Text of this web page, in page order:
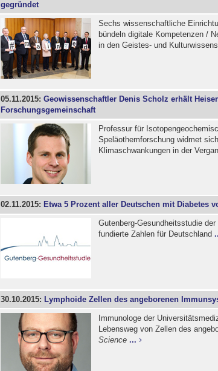
gegründet
Sechs wissenschaftliche
bündeln digitale Kompetenzen /
in den Geistes- und
05.11.2015: Geowissenschaftler Denis Scholz erhält
Forschungsgemeinschaft
Professur für
Speläothemforschung widmet
Klimaschwankungen in der
02.11.2015: Etwa 5 Prozent aller Deutschen mit Diabetes
Gutenberg-Gesundheitsstudie
fundierte Zahlen für Deutschland
30.10.2015: Lymphoide Zellen des angeborenen
Immunologe der
Lebensweg von Zellen des
Science ...